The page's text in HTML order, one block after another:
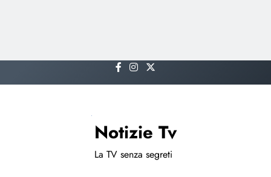
to
Notizie Tv
La TV senza segreti